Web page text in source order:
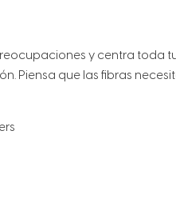
y centra toda
Piensa que las fibras